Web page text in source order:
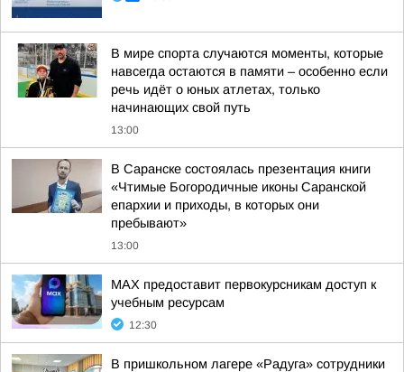
В мире спорта случаются моменты, которые
навсегда остаются в памяти – особенно если
речь идёт о юных атлетах, только
начинающих свой путь
13:00
В Саранске состоялась презентация книги
«Чтимые Богородичные иконы Саранской
епархии и приходы, в которых они
пребывают»
13:00
MAX предоставит первокурсникам доступ к
учебным ресурсам
12:30
В пришкольном лагере «Радуга» сотрудники